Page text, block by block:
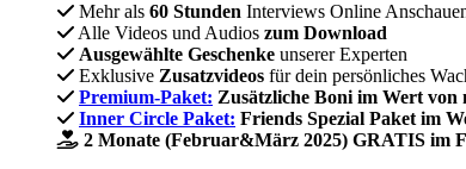
Mehr als 60 Stunden Interviews Online
Alle Videos und Audios zum Download
Ausgewählte Geschenke unserer Experten
Exklusive Zusatzvideos für dein persönliches
Premium-Paket: Zusätzliche Boni im Wert von
Inner Circle Paket: Friends Spezial Paket im
2 Monate (Februar&März 2025) GRATIS im